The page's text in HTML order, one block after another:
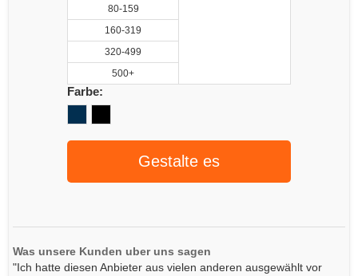
80-159
160-319
320-499
500+
Farbe:
Gestalte es
Was unsere Kunden uber uns sagen
"Ich hatte diesen Anbieter aus vielen anderen ausgewählt vor